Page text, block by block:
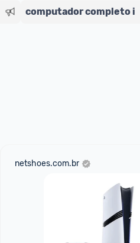
computador completo i
netshoes.com.br